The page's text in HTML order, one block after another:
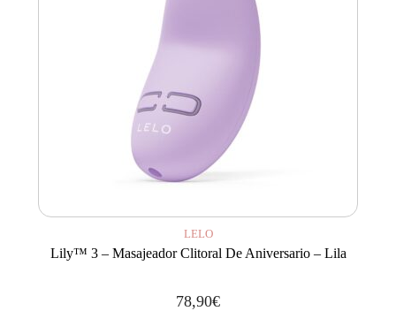
LELO
Lily™ 3 – Masajeador Clitoral De Aniversario – Lila
78,90€